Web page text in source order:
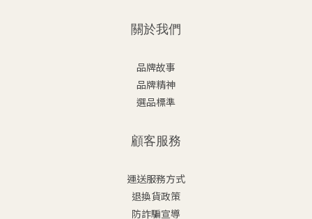
關於我們
品牌故事
品牌精神
選品標準
顧客服務
運送服務方式
退換貨政策
防詐騙宣導